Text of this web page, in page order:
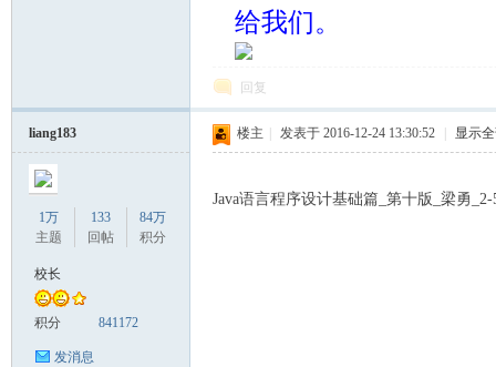
给我们。
回复
liang183
1万
主题
133
回帖
84万
积分
校长
积分 841172
发消息
楼主 发表于 2016-12-24 13:30:52 显示
Java语言程序设计基础篇_第十版_梁勇